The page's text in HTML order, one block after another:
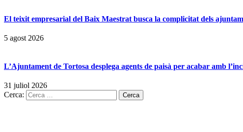
El teixit empresarial del Baix Maestrat busca la complicitat dels
5 agost 2026
L’Ajuntament de Tortosa desplega agents de paisà per acabar amb
31 juliol 2026
Cerca: